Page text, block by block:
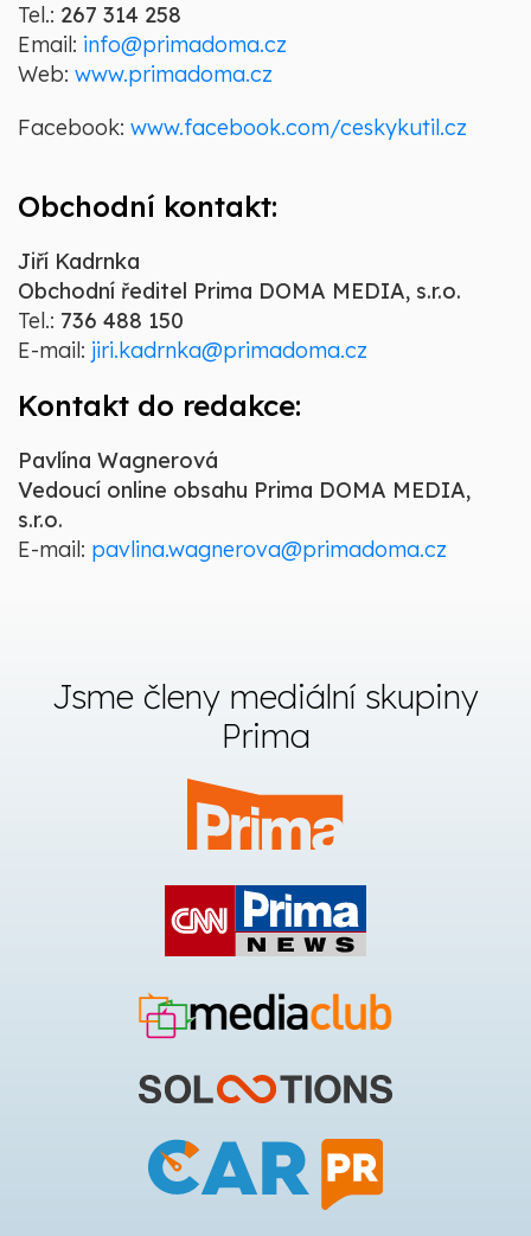
Tel.: 267 314 258
Email: info@primadoma.cz
Web: www.primadoma.cz
Facebook: www.facebook.com/ceskykutil.cz
Obchodní kontakt:
Jiří Kadrnka
Obchodní ředitel Prima DOMA MEDIA, s.r.o.
Tel.: 736 488 150
E-mail: jiri.kadrnka@primadoma.cz
Kontakt do redakce:
Pavlína Wagnerová
Vedoucí online obsahu Prima DOMA MEDIA,
s.r.o.
E-mail: pavlina.wagnerova@primadoma.cz
Jsme členy mediální skupiny
Prima